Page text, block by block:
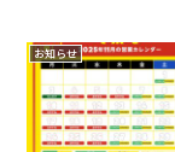
お知らせ